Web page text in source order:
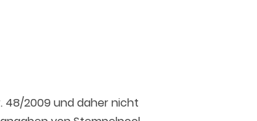
48/2009 und daher nicht